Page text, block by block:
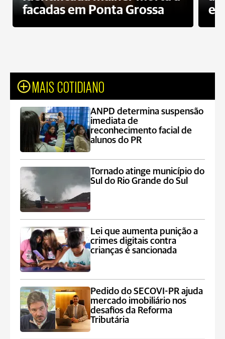
facadas em Ponta Grossa
MAIS COTIDIANO
ANPD determina suspensão
imediata de
reconhecimento facial de
alunos do PR
Tornado atinge município do
Sul do Rio Grande do Sul
Lei que aumenta punição a
crimes digitais contra
crianças é sancionada
Pedido do SECOVI-PR ajuda
mercado imobiliário nos
desafios da Reforma
Tributária